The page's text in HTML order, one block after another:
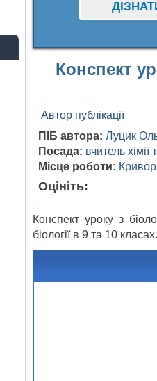
Конспект
Автор публікації
ПІБ автора: Луцик
Посада: вчитель хімії
Місце роботи:
Оцініть:
Конспект уроку з
біології в 9 та 10